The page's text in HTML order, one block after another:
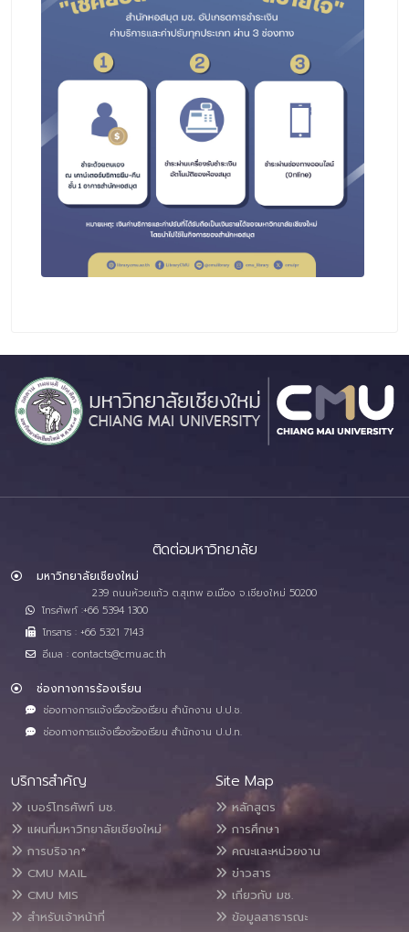
ติดต่อมหาวิทยาลัย
มหาวิทยาลัยเชียงใหม่
239 ถนนห้วยแก้ว ต.สุเทพ อ.เมือง จ.เชียงใหม่ 50200
โทรศัพท์ :+66 5394 1300
โทรสาร : +66 5321 7143
อีเมล : contacts@cmu.ac.th
ช่องทางการร้องเรียน
ช่องทางการแจ้งเรื่องร้องเรียน สำนักงาน ป.ป.ช.
ช่องทางการแจ้งเรื่องร้องเรียน สำนักงาน ป.ป.ท.
บริการสำคัญ
เบอร์โทรศัพท์ มช.
แผนที่มหาวิทยาลัยเชียงใหม่
การบริจาค*
CMU MAIL
CMU MIS
สำหรับเจ้าหน้าที่
Site Map
หลักสูตร
การศึกษา
คณะและหน่วยงาน
ข่าวสาร
เกี่ยวกับ มช.
ข้อมูลสาธารณะ